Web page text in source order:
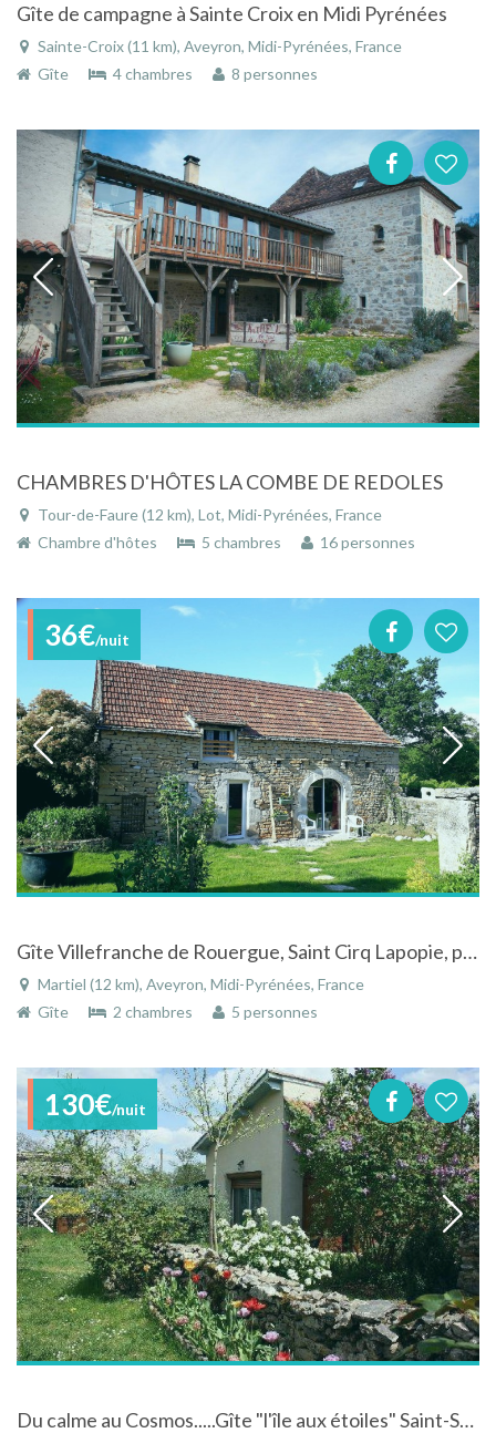
Gîte de campagne à Sainte Croix en Midi Pyrénées
Sainte-Croix (11 km), Aveyron, Midi-Pyrénées, France
Gîte
4 chambres 8 personnes
CHAMBRES D'HÔTES LA COMBE DE REDOLES
Tour-de-Faure (12 km), Lot, Midi-Pyrénées, France
Chambre d'hôtes
5 chambres 16 personnes
36€/nuit
Gîte Villefranche de Rouergue, Saint Cirq Lapopie, pleine nature
Martiel (12 km), Aveyron, Midi-Pyrénées, France
Gîte
2 chambres 5 personnes
130€/nuit
Du calme au Cosmos.....Gîte "l'île aux étoiles" Saint-Sulpice - Occitanie avec piscine et animations en astronomie